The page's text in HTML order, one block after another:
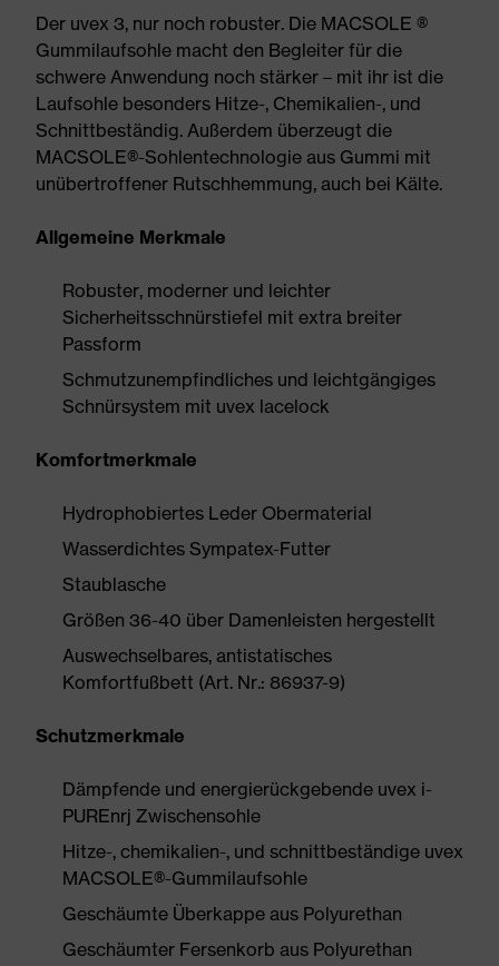
Der uvex 3, nur noch robuster. Die MACSOLE ®
Gummilaufsohle macht den Begleiter für die
schwere Anwendung noch stärker – mit ihr ist die
Laufsohle besonders Hitze-, Chemikalien-, und
Schnittbeständig. Außerdem überzeugt die
MACSOLE®-Sohlentechnologie aus Gummi mit
unübertroffener Rutschhemmung, auch bei Kälte.
Allgemeine Merkmale
Robuster, moderner und leichter
Sicherheitsschnürstiefel mit extra breiter
Passform
Schmutzunempfindliches und leichtgängiges
Schnürsystem mit uvex lacelock
Komfortmerkmale
Hydrophobiertes Leder Obermaterial
Wasserdichtes Sympatex-Futter
Staublasche
Größen 36-40 über Damenleisten hergestellt
Auswechselbares, antistatisches
Komfortfußbett (Art. Nr.: 86937-9)
Schutzmerkmale
Dämpfende und energierückgebende uvex i-
PUREnrj Zwischensohle
Hitze-, chemikalien-, und schnittbeständige uvex
MACSOLE®-Gummilaufsohle
Geschäumte Überkappe aus Polyurethan
Geschäumter Fersenkorb aus Polyurethan